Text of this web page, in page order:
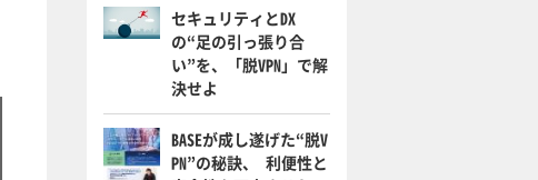
セキュリティとDX
の“足の引っ張り合
い”を、「脱VPN」で解
決せよ
BASEが成し遂げた“脱V
PN”の秘訣、 利便性と